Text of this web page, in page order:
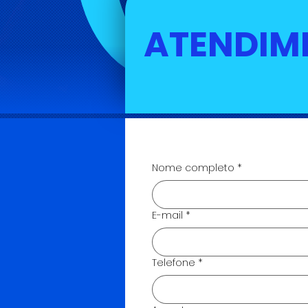
Nome completo *
E-mail *
Telefone *